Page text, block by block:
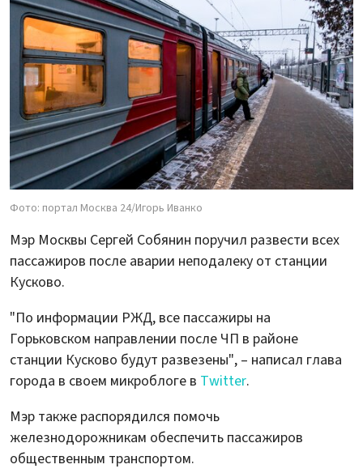
Фото: портал Москва 24/Игорь Иванко
Мэр Москвы Сергей Собянин поручил развести всех
пассажиров после аварии неподалеку от станции
Кусково.
"По информации РЖД, все пассажиры на
Горьковском направлении после ЧП в районе
станции Кусково будут развезены", – написал глава
города в своем микроблоге в Twitter.
Мэр также распорядился помочь
железнодорожникам обеспечить пассажиров
общественным транспортом.